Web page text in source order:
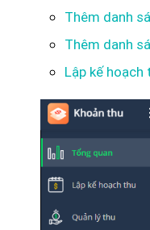
Thêm danh
Thêm danh
Lập kế hoạch